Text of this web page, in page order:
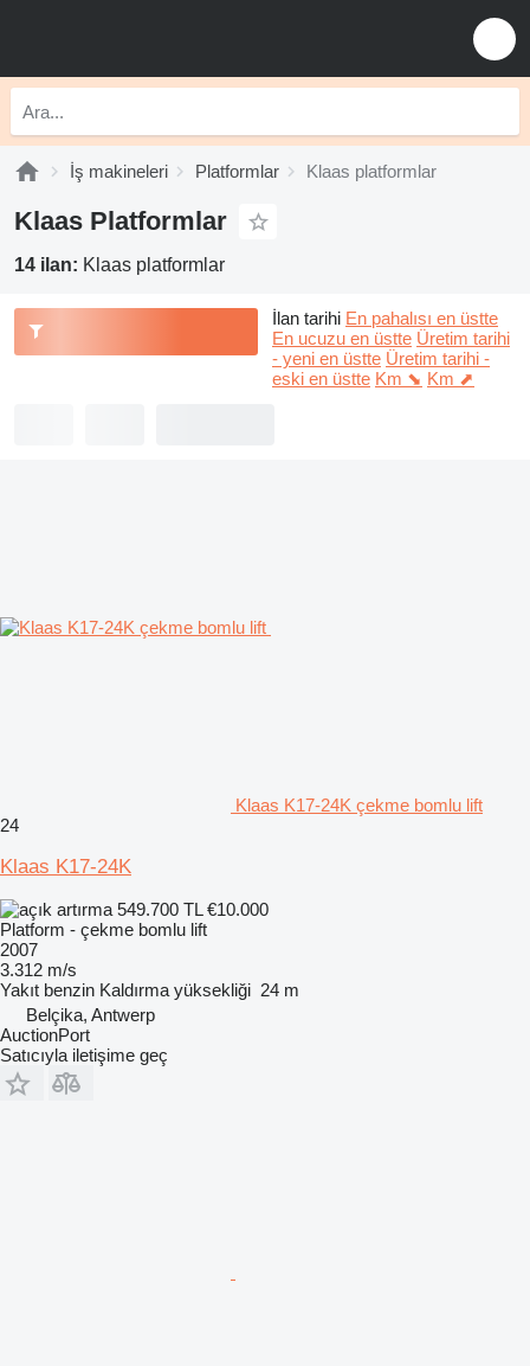
İş makineleri Platformlar Klaas platformlar
Klaas Platformlar
14 ilan: Klaas platformlar
İlan tarihi En pahalısı en üstte
En ucuzu en üstte Üretim tarihi
- yeni en üstte Üretim tarihi -
eski en üstte Km ⬊ Km ⬈
Klaas K17-24K çekme bomlu lift
24
Klaas K17-24K
549.700 TL€10.000
Platform - çekme bomlu lift
2007
3.312 m/s
Yakıt benzin Kaldırma yüksekliği 24 m
Belçika, Antwerp
AuctionPort
Satıcıyla iletişime geç